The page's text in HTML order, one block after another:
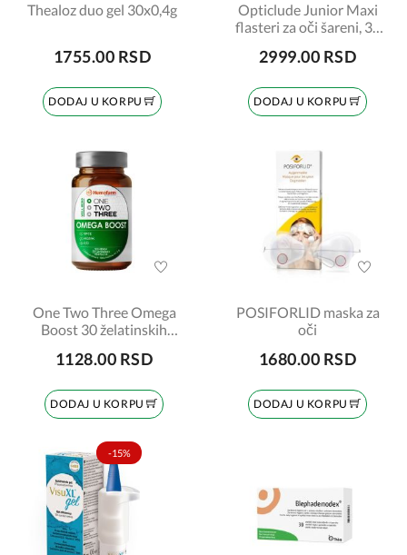
Thealoz duo gel 30x0,4g
1755.00 RSD
DODAJ U KORPU
Opticlude Junior Maxi
flasteri za oči šareni, 30
2999.00 RSD
DODAJ U KORPU
One Two Three Omega
Boost 30 želatinskih
1128.00 RSD
DODAJ U KORPU
POSIFORLID maska za
oči
1680.00 RSD
DODAJ U KORPU
-15%